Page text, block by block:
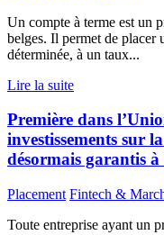
Un compte à terme est un
belges. Il permet de placer
déterminée, à un taux...
Lire la suite
Première dans
investissements sur
désormais garantis
Placement Fintech &
Toute entreprise ayant un